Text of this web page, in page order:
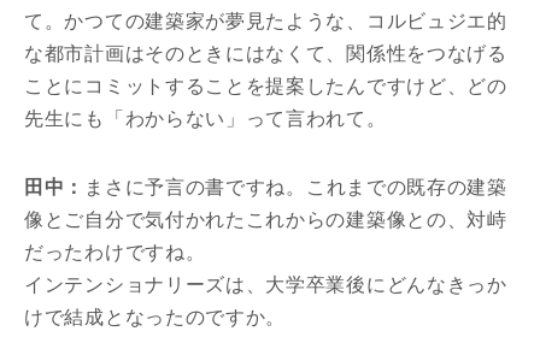
て。かつての建築家が夢見たような、コルビュジエ的
な都市計画はそのときにはなくて、関係性をつなげる
ことにコミットすることを提案したんですけど、どの
先生にも「わからない」って言われて。
田中： まさに予言の書ですね。これまでの既存の建築
像とご自分で気付かれたこれからの建築像との、対峙
だったわけですね。
インテンショナリーズは、大学卒業後にどんなきっか
けで結成となったのですか。